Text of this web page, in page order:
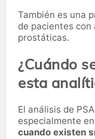
También es una
de pacientes con
prostáticas.
¿Cuándo
esta
El análisis de
especialmente en
cuando existen